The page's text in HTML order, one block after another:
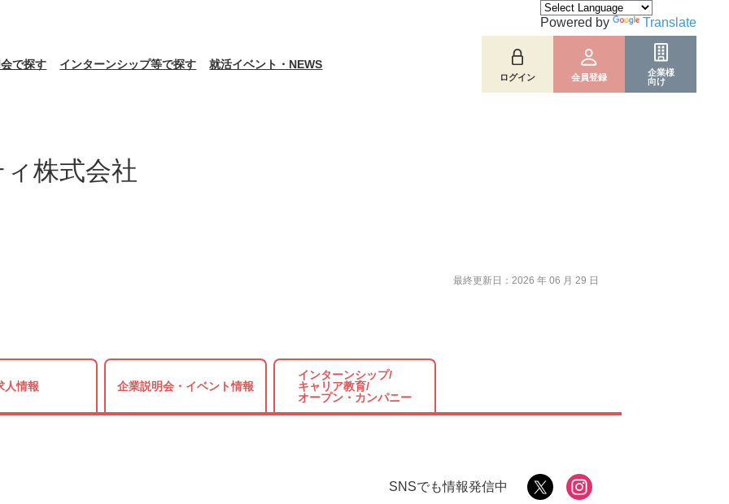
で探す インターンシップ等で探す 就活イベント・NEWS
ログイン 会員登録
企業様
向け
Powered by Translate
株式会社
最終更新日：2026 年 06 月 29 日
人情報 企業説明会・ イベント情報
インターンシップ/
キャリア教育/
オープン・カンパニー
SNSでも情報発信中